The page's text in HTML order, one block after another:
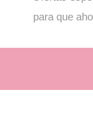
para que